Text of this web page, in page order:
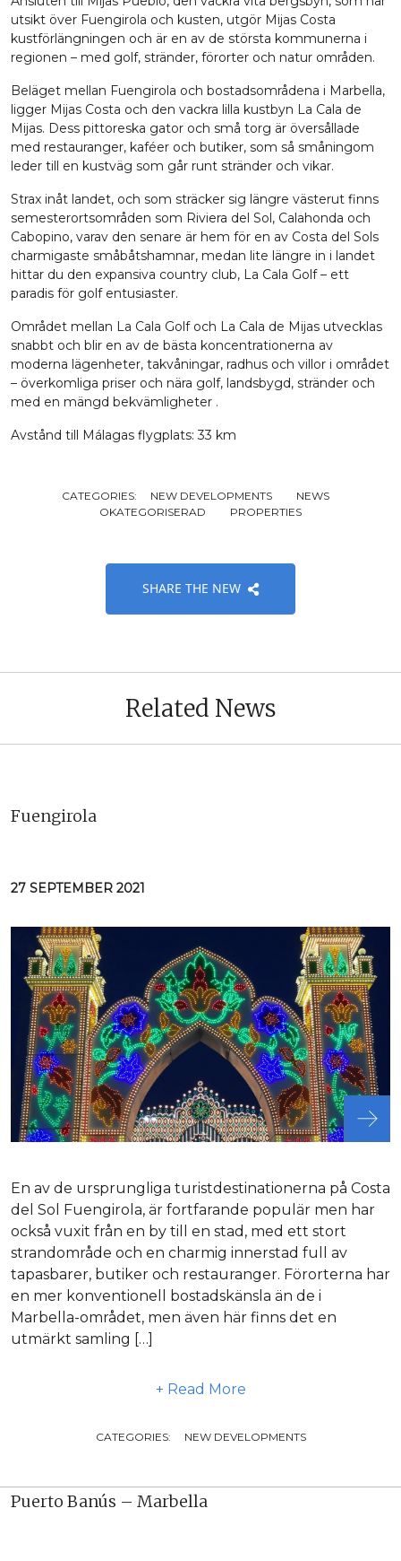
utsikt över Fuengirola och kusten, utgör Mijas Costa
kustförlängningen och är en av de största kommunerna i
regionen – med golf, stränder, förorter och natur områden.
Beläget mellan Fuengirola och bostadsområdena i Marbella,
ligger Mijas Costa och den vackra lilla kustbyn La Cala de
Mijas. Dess pittoreska gator och små torg är översållade
med restauranger, kaféer och butiker, som så småningom
leder till en kustväg som går runt stränder och vikar.
Strax inåt landet, och som sträcker sig längre västerut finns
semesterortsområden som Riviera del Sol, Calahonda och
Cabopino, varav den senare är hem för en av Costa del Sols
charmigaste småbåtshamnar, medan lite längre in i landet
hittar du den expansiva country club, La Cala Golf – ett
paradis för golf entusiaster.
Området mellan La Cala Golf och La Cala de Mijas utvecklas
snabbt och blir en av de bästa koncentrationerna av
moderna lägenheter, takvåningar, radhus och villor i området
– överkomliga priser och nära golf, landsbygd, stränder och
med en mängd bekvämligheter .
Avstånd till Málagas flygplats: 33 km
CATEGORIES: NEW DEVELOPMENTS
NEWS
OKATEGORISERAD
PROPERTIES
SHARE THE NEW
Related News
Fuengirola
27 SEPTEMBER 2021
En av de ursprungliga turistdestinationerna på Costa
del Sol Fuengirola, är fortfarande populär men har
också vuxit från en by till en stad, med ett stort
strandområde och en charmig innerstad full av
tapasbarer, butiker och restauranger. Förorterna har
en mer konventionell bostadskänsla än de i
Marbella-området, men även här finns det en
utmärkt samling […]
+ Read More
CATEGORIES: NEW DEVELOPMENTS
Puerto Banús – Marbella